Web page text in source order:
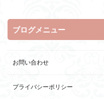
ブログメニュー
お問い合わせ
プライバシーポリシー